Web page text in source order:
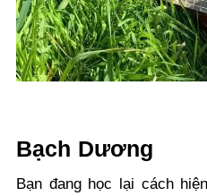
Bạch Dương
Bạn đang học lại cách